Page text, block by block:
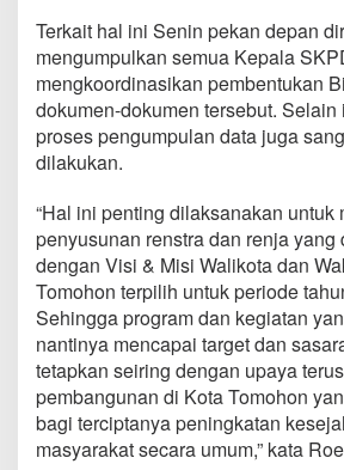
Terkait hal ini Senin pekan depan
mengumpulkan semua Kepala
mengkoordinasikan pembentukan
dokumen-dokumen tersebut. Selain
proses pengumpulan data juga
dilakukan.
“Hal ini penting dilaksanakan untuk
penyusunan renstra dan renja yang
dengan Visi & Misi Walikota dan
Tomohon terpilih untuk periode
Sehingga program dan kegiatan
nantinya mencapai target dan
tetapkan seiring dengan upaya
pembangunan di Kota Tomohon
bagi terciptanya peningkatan
masyarakat secara umum,” kata